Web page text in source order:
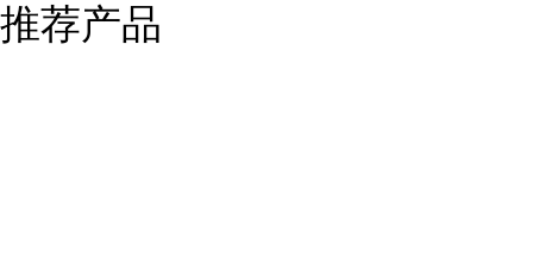
推荐产品